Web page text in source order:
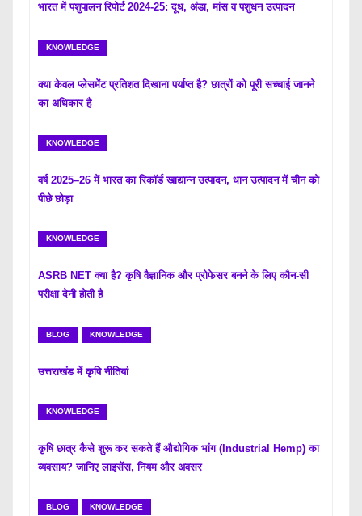
भारत में पशुपालन रिपोर्ट 2024-25: दूध, अंडा, मांस व पशुधन उत्पादन
KNOWLEDGE
क्या केवल प्लेसमेंट प्रतिशत दिखाना पर्याप्त है? छात्रों को पूरी सच्चाई जानने
का अधिकार है
KNOWLEDGE
वर्ष 2025–26 में भारत का रिकॉर्ड खाद्यान्न उत्पादन, धान उत्पादन में चीन को
पीछे छोड़ा
KNOWLEDGE
ASRB NET क्या है? कृषि वैज्ञानिक और प्रोफेसर बनने के लिए कौन-सी
परीक्षा देनी होती है
BLOG KNOWLEDGE
उत्तराखंड में कृषि नीतियां
KNOWLEDGE
कृषि छात्र कैसे शुरू कर सकते हैं औद्योगिक भांग (Industrial Hemp) का
व्यवसाय? जानिए लाइसेंस, नियम और अवसर
BLOG KNOWLEDGE